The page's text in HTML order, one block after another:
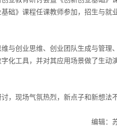
础》课程任课教师参加，招生与就
与创业思维、创业团队生成与管理
化工具，并对其应用场景做了生动
，现场气氛热烈，新点子和新想法
编辑：